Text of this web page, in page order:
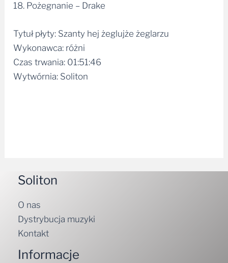
18. Pożegnanie – Drake
Tytuł płyty: Szanty hej żeglujże żeglarzu
Wykonawca: różni
Czas trwania: 01:51:46
Wytwórnia: Soliton
Soliton
O nas
Dystrybucja muzyki
Kontakt
Informacje